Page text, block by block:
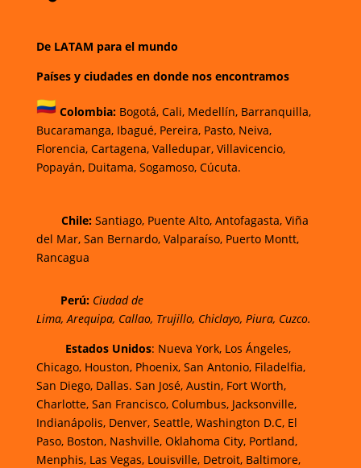
De LATAM para el mundo
Países y ciudades en donde nos encontramos
Colombia: Bogotá,Cali, Medellín, Barranquilla,
Bucaramanga,Ibagué,Pereira,Pasto, Neiva,
Florencia, Cartagena, Valledupar, Villavicencio,
Popayán, Duitama, Sogamoso, Cúcuta.
Chile:Santiago, Puente Alto, Antofagasta, Viña
del Mar, San Bernardo, Valparaíso, Puerto Montt,
Rancagua
Perú: Ciudad de
Lima, Arequipa, Callao, Trujillo, Chiclayo, Piura, Cuzco.
Estados Unidos: Nueva York, Los Ángeles,
Chicago, Houston, Phoenix, San Antonio, Filadelfia,
San Diego, Dallas. San José, Austin, Fort Worth,
Charlotte, San Francisco, Columbus, Jacksonville,
Indianápolis, Denver, Seattle, Washington D.C, El
Paso, Boston, Nashville, Oklahoma City, Portland,
Menphis, Las Vegas, Louisville, Detroit, Baltimore,